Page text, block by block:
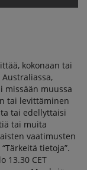
kokonaan tai
missään muussa
tai levittäminen
tai edellyttäisi
tai muita
vaatimusten
tietoja”.
13.30 CET